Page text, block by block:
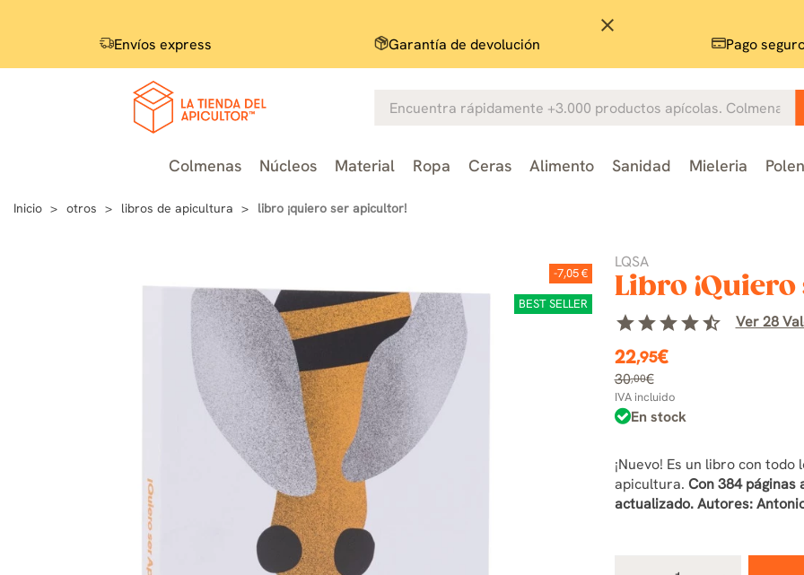
close
Envíos express Garantía de devolución Pago
Colmenas Núcleos Material Ropa Ceras Alimento Sanidad Mieleria Polen
Inicio otros libros de apicultura libro ¡quiero ser apicultor!
LQSA
Libro
starstarstarstarstar_half Ver 28
-7,05 €
BEST SELLER
22,95€
30,00€
IVA incluido
En stock
¡Nuevo! Es un libro con
apicultura. Con 384 páginas
actualizado. Autores: